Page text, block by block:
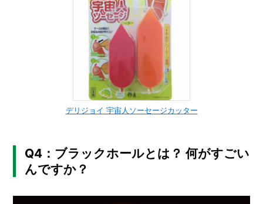
デリジョイ 宇宙人ソーセージカッター
Q4：ブラックホールとは？ 何がすごい
んですか？